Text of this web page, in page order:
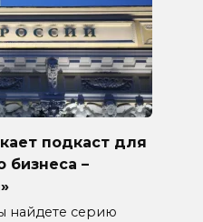
подкаст для
бизнеса –
найдете серию